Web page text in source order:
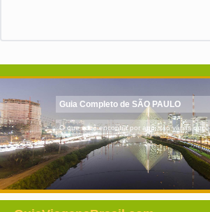
Guia Completo de SÃO PAULO
O que você encontra por aqui são várias